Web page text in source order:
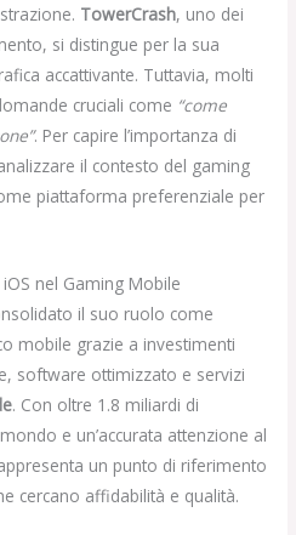
TowerCrash, uno dei
si distingue per la sua
accattivante. Tuttavia, molti
cruciali come “come
. Per capire l’importanza di
il contesto del gaming
piattaforma preferenziale per
iOS nel Gaming Mobile
il suo ruolo come
mobile grazie a investimenti
software ottimizzato e servizi
. Con oltre 1.8 miliardi di
e un’accurata attenzione al
un punto di riferimento
cercano affidabilità e qualità.